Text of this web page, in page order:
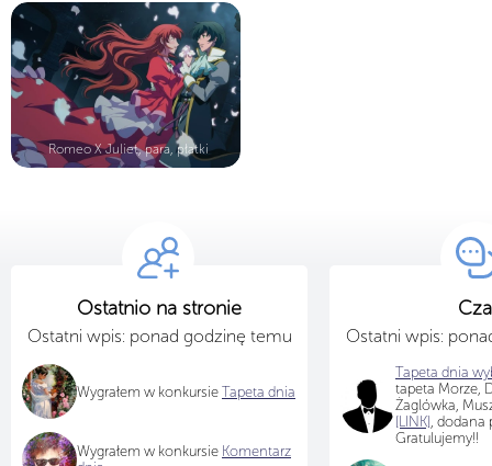
Romeo X Juliet, para, płatki
Ostatnio na stronie
Ostatni wpis: ponad godzinę temu
Wygrałem w konkursie Tapeta dnia
Wygrałem w konkursie Komentarz
Ostatni wpis:
Tapeta dnia
tapeta Morze,
Żaglówka,
[LINK] , dodana
Gratulujemy!!